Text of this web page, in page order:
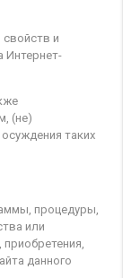
свойств и
Интернет-
(не)
таких
процедуры,
или
данного